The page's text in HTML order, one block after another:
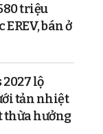
triệu
bán ở
2027 lộ
tản nhiệt
thừa hưởng